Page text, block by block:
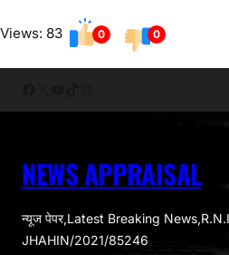
Views: 83 0 0
NEWS APPRAISAL
न्यूज पेपर,Latest Breaking
JHAHIN/2021/85246